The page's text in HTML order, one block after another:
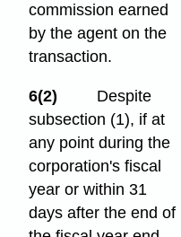
commission earned
by the agent on the
transaction.
6(2)
Despite
subsection (1), if at
any point during the
corporation's fiscal
year or within 31
days after the end of